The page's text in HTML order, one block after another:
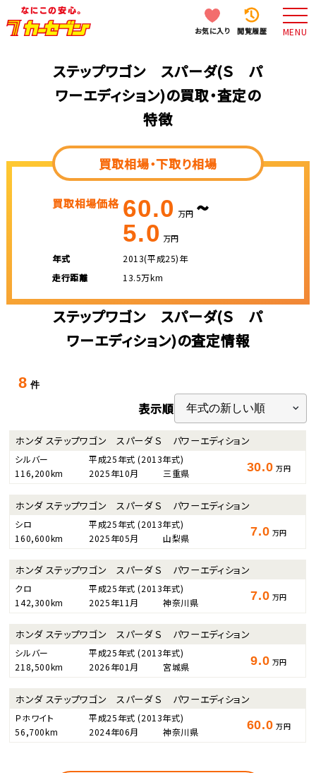
お気に入り 閲覧履歴 MENU
ステップワゴン スパーダ(Ｓ パ
ワーエディション)の買取・査定の
特徴
買取相場・下取り相場
買取相場価格 60.0 万円 ~
5.0 万円
年式
2013(平成25)年
走行距離
13.5万km
ステップワゴン スパーダ(Ｓ パ
ワーエディション)の査定情報
8 件
表示順
ホンダ ステップワゴン スパーダ Ｓ パワーエディション
シルバー 平成25年式(2013年式)
116,200km
2025年10月 三重県 30.0 万円
ホンダ ステップワゴン スパーダ Ｓ パワーエディション
シロ 平成25年式(2013年式)
160,600km
2025年05月 山梨県 7.0 万円
ホンダ ステップワゴン スパーダ Ｓ パワーエディション
クロ 平成25年式(2013年式)
142,300km
2025年11月 神奈川県 7.0 万円
ホンダ ステップワゴン スパーダ Ｓ パワーエディション
シルバー 平成25年式(2013年式)
218,500km
2026年01月 宮城県 9.0 万円
ホンダ ステップワゴン スパーダ Ｓ パワーエディション
Ｐホワイト 平成25年式(2013年式)
56,700km
2024年06月 神奈川県 60.0 万円